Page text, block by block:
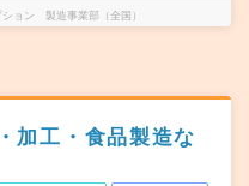
ョン 製造事業部（全国）
加工・食品製造な